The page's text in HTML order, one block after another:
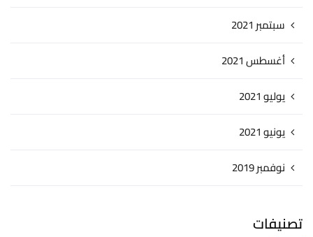
سبتمبر 2021
أغسطس 2021
يوليو 2021
يونيو 2021
نوفمبر 2019
تصنيفات